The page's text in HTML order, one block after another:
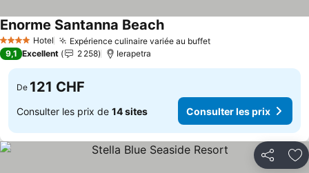
4 Étoiles Hotel Expérience culinaire variée au buffetConsulter les prix
Enorme Santanna BeachConsulter les prix
9,1 Excellent 2 258 Ierapetra
De 121 CHF
Consulter les prix de 14 sites Consulter les prix
Partager